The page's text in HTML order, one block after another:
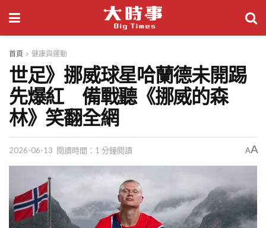
首頁 健康與運動
世足》挪威球星哈蘭德未開踢
先爆紅 備戰聽《挪威的森
林》笑翻全網
2026-06-13 閱讀時間：1 分鐘閱讀 AA